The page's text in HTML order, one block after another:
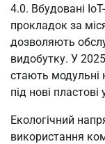
4.0. Вбудовані
прокладок за
дозволяють
видобутку. У
стають модульні
під нові пластові
Екологічний
використання